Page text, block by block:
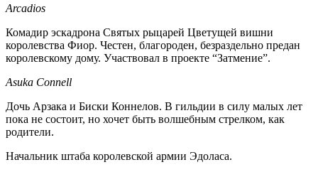
Arcadios
Комадир эскадрона Святых рыцарей Цветущей вишни
королевства Фиор. Честен, благороден, безраздельно предан
королевскому дому. Участвовал в проекте “Затмение”.
Asuka Connell
Дочь Арзака и Биски Коннелов. В гильдии в силу малых лет
пока не состоит, но хочет быть волшебным стрелком, как
родители.
Начальник штаба королевской армии Эдоласа.